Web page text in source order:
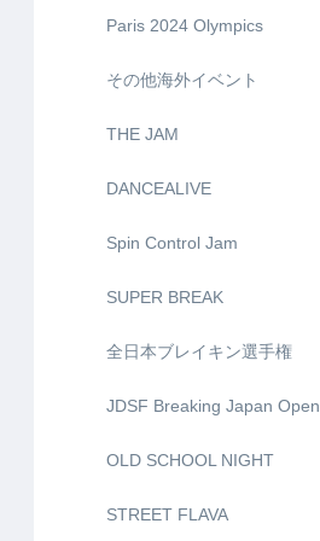
Paris 2024 Olympics
その他海外イベント
THE JAM
DANCEALIVE
Spin Control Jam
SUPER BREAK
全日本ブレイキン選手権
JDSF Breaking Japan Open
OLD SCHOOL NIGHT
STREET FLAVA